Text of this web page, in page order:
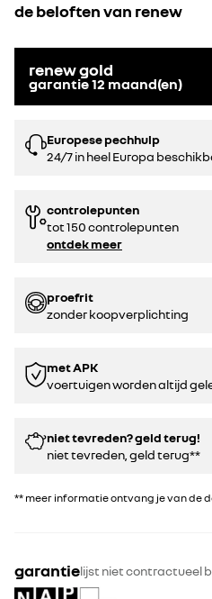
de beloften van renew
renew gold
garantie12 maand(en)
Europese pechhulp
24/7 in heel Europa
controlepunten
tot 150 controlepunten
ontdek meer
proefrit
zonder koopverplichting
met APK
voertuigen worden altijd
niet tevreden? geld terug!
niet tevreden, geld terug**
** meer informatie ontvang je van de
garantielijst niet contractueel